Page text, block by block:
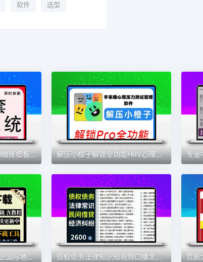
软件 选型
财务记账电子表格excel做账模板系统公司内账管理收支电商家庭 解压小橙子解锁全功能HRV心理压力自测压力手表端心理压学习素材
GB国家标准下载ISO行业国际地方标准规范DIN/ASTM/IEC文件下载 债权债务法律知识短视频口播文案老赖借欠钱普法百科抖音快手文案